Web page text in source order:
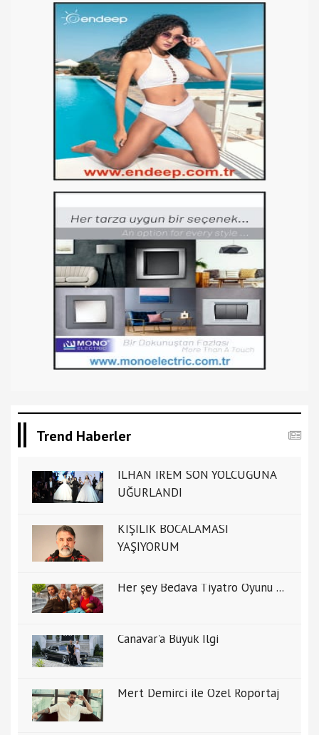
Trend Haberler
İLHAN İREM SON YOLCUĞUNA
UĞURLANDI
KİŞİLİK BOCALAMASI
YAŞIYORUM
Her şey Bedava Tiyatro Oyunu ...
Canavar'a Büyük İlgi
Mert Demirci ile Özel Ropörtaj